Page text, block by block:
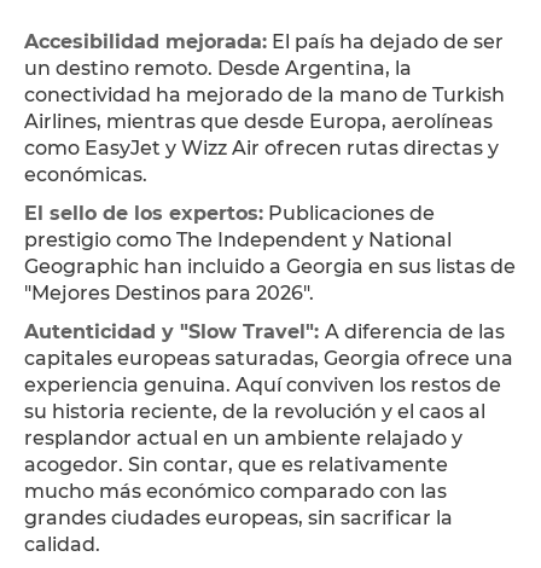
Accesibilidad mejorada: El país ha dejado de ser
un destino remoto. Desde Argentina, la
conectividad ha mejorado de la mano de Turkish
Airlines, mientras que desde Europa, aerolíneas
como EasyJet y Wizz Air ofrecen rutas directas y
económicas.
El sello de los expertos: Publicaciones de
prestigio como The Independent y National
Geographic han incluido a Georgia en sus listas de
"Mejores Destinos para 2026".
Autenticidad y "Slow Travel": A diferencia de las
capitales europeas saturadas, Georgia ofrece una
experiencia genuina. Aquí conviven los restos de
su historia reciente, de la revolución y el caos al
resplandor actual en un ambiente relajado y
acogedor. Sin contar, que es relativamente
mucho más económico comparado con las
grandes ciudades europeas, sin sacrificar la
calidad.